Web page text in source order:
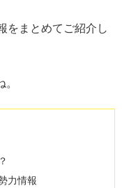
をまとめてご紹介し
力情報